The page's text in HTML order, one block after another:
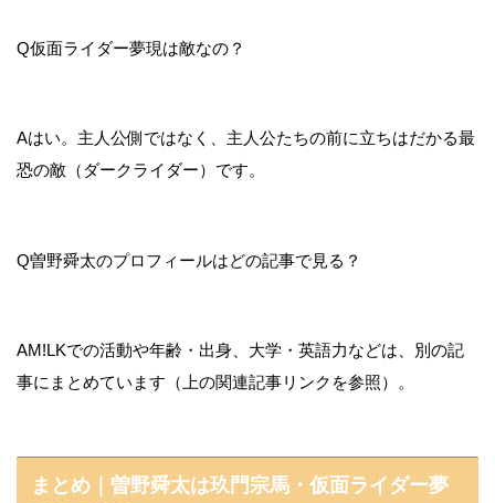
Q仮面ライダー夢現は敵なの？
Aはい。主人公側ではなく、主人公たちの前に立ちはだかる最
恐の敵（ダークライダー）です。
Q曽野舜太のプロフィールはどの記事で見る？
AM!LKでの活動や年齢・出身、大学・英語力などは、別の記
事にまとめています（上の関連記事リンクを参照）。
まとめ｜曽野舜太は玖門宗馬・仮面ライダー夢